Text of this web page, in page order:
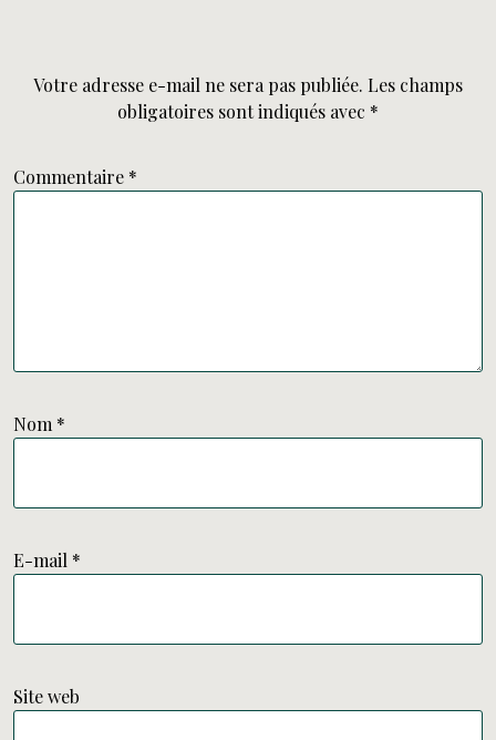
Votre adresse e-mail ne sera pas publiée. Les champs
obligatoires sont indiqués avec *
Commentaire *
Nom *
E-mail *
Site web